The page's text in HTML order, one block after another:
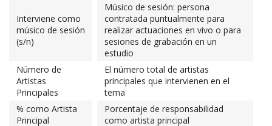
Interviene como
músico de sesión
(s/n)
Músico de sesión: persona
contratada puntualmente para
realizar actuaciones en vivo o para
sesiones de grabación en un
estudio
Número de
Artistas
Principales
El número total de artistas
principales que intervienen en el
tema
% como Artista
Principal
Porcentaje de responsabilidad
como artista principal